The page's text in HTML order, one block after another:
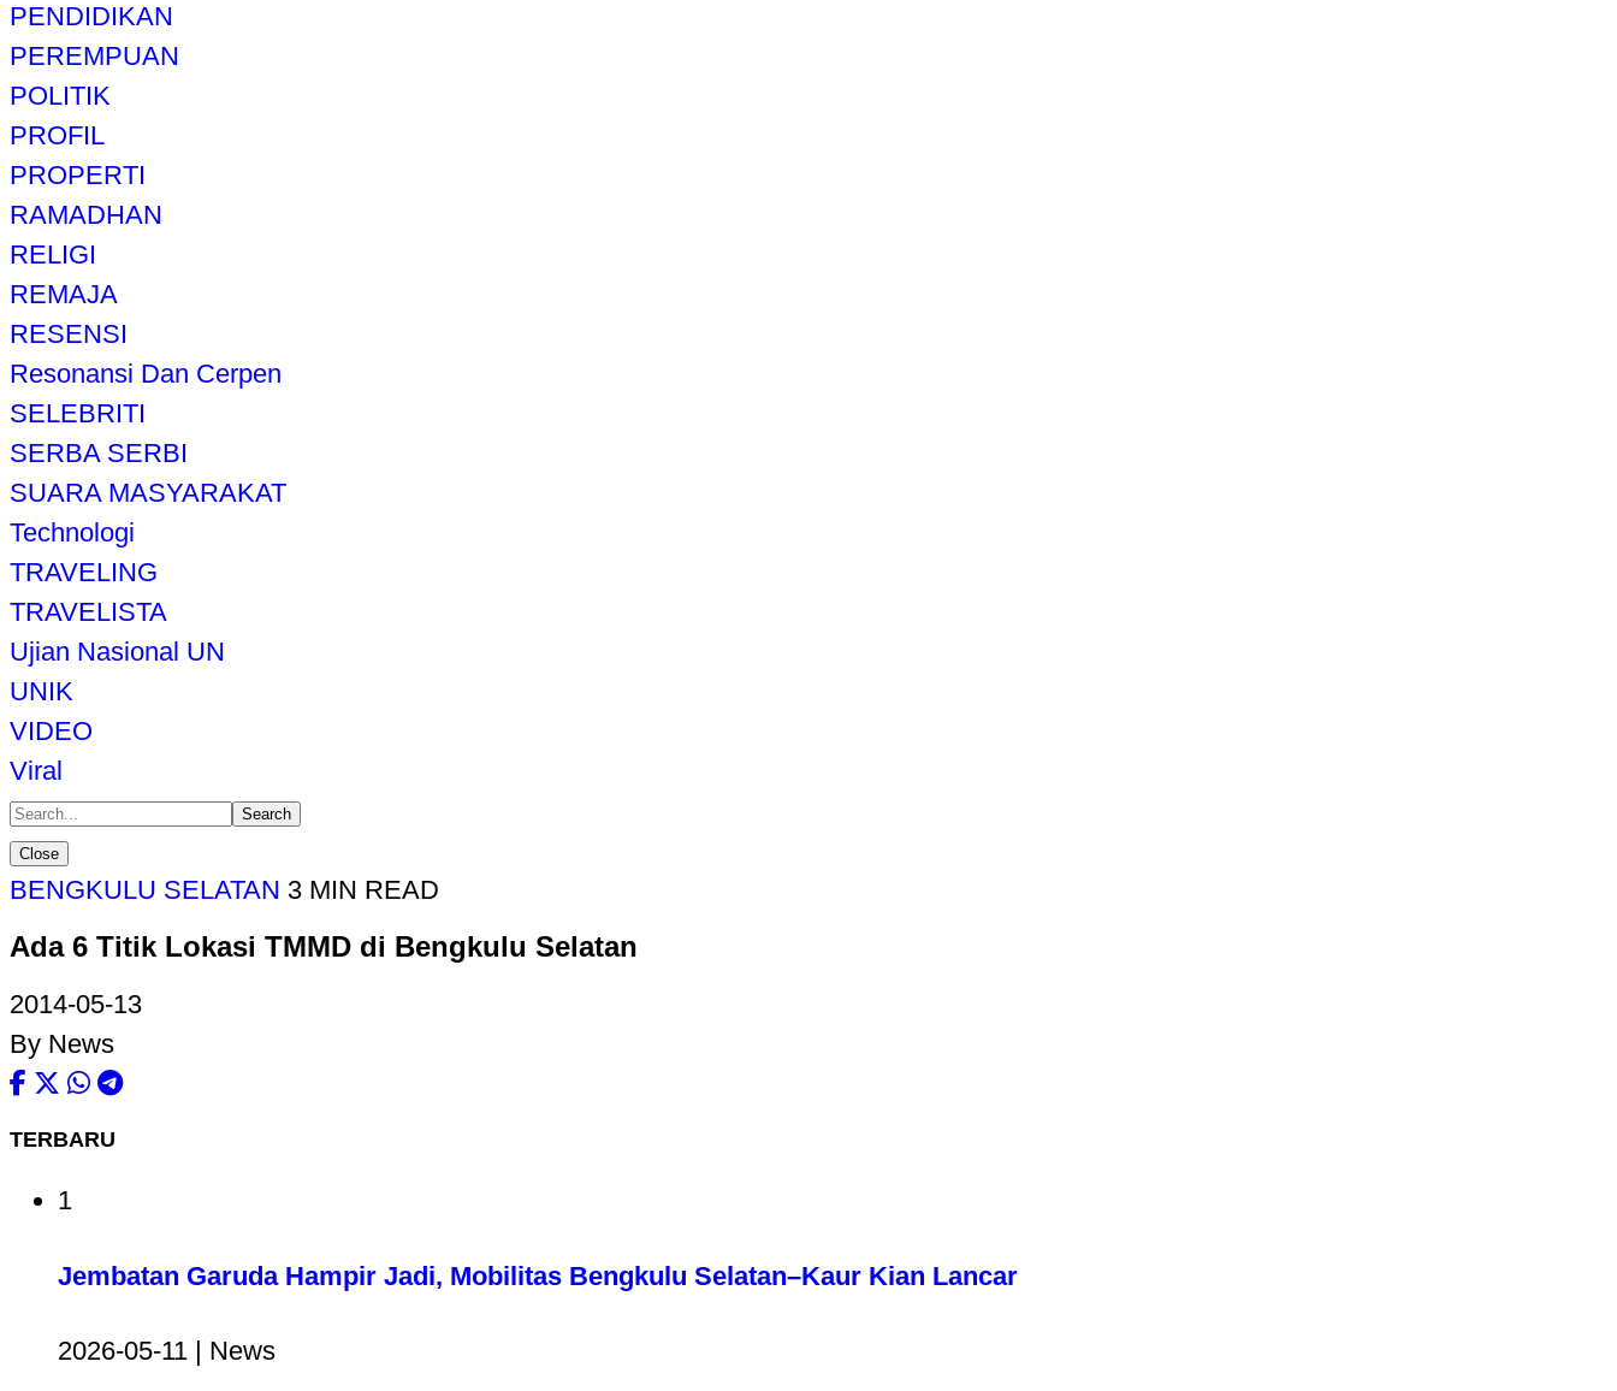
PENDIDIKAN
PEREMPUAN
POLITIK
PROFIL
PROPERTI
RAMADHAN
RELIGI
REMAJA
RESENSI
Resonansi Dan Cerpen
SELEBRITI
SERBA SERBI
SUARA MASYARAKAT
Technologi
TRAVELING
TRAVELISTA
Ujian Nasional UN
UNIK
VIDEO
Viral
Search
Close
BENGKULU SELATAN 3 MIN READ
Ada 6 Titik Lokasi TMMD di Bengkulu Selatan
2014-05-13
By News
TERBARU
1
Jembatan Garuda Hampir Jadi, Mobilitas Bengkulu Selatan–Kaur Kian Lancar
2026-05-11 | News